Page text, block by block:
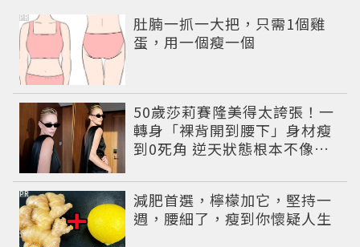
肚腩一抓一大把，只需1個雞
蛋，用一個瘦一個
PR
50歲莎莉賽隆美得太誇張！一
轉身「裸背開到腰下」身材瘦
到0死角 逆天狀態根本不像年
減肥首選，檸檬加它，堅持一
週，腰細了，瘦到你懷疑人生
PR